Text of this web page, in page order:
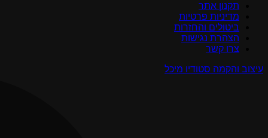
empty.
תקנון אתר
מדיניות פרטיות
ביטולים והחזרות
הצהרת נגישות
צרו קשר
עיצוב והקמה סטודיו מיכל